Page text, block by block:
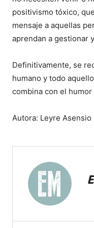
positivismo tóxico,
mensaje a aquellas
aprendan a gestionar
Definitivamente, se
humano y todo
combina con el
Autora: Leyre Asensio